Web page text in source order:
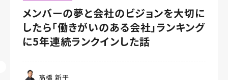
メンバーの夢と会社のビジョンを大切に
したら「働きがいのある会社」ランキング
に5年連続ランクインした話
髙橋 新平